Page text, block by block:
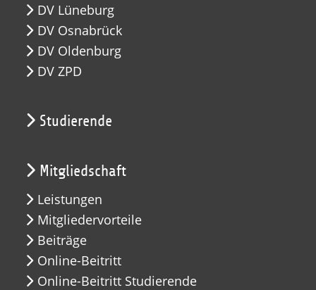
DV Lüneburg
DV Osnabrück
DV Oldenburg
DV ZPD
Studierende
Mitgliedschaft
Leistungen
Mitgliedervorteile
Beiträge
Online-Beitritt
Online-Beitritt Studierende